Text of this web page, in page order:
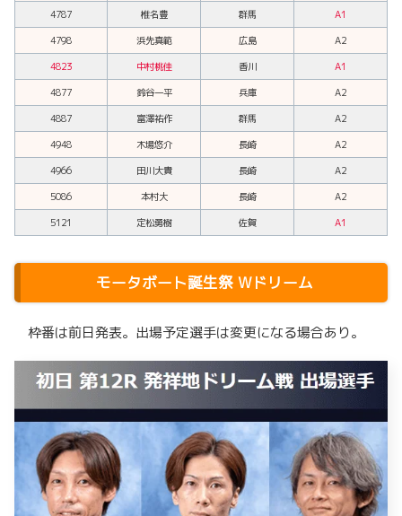
4787 椎名豊 群馬 A1
4798 浜先真範 広島 A2
4823 中村桃佳 香川 A1
4877 鈴谷一平 兵庫 A2
4887 富澤祐作 群馬 A2
4948 木場悠介 長崎 A2
4966 田川大貴 長崎 A2
5086 本村大 長崎 A2
5121 定松勇樹 佐賀 A1
モータボート誕生祭 Wドリーム
枠番は前日発表。出場予定選手は変更になる場合あり。